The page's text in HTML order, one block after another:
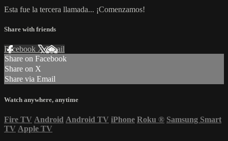
Esta fue la tercera llamada... ¡Comenzamos!
Share with friends
Facebook XEmail
Share on Facebook
Share on X
Share via Email
Watch anywhere, anytime
Fire TV Android Android TV iPhone Roku ® Samsung Smart
TV Apple TV